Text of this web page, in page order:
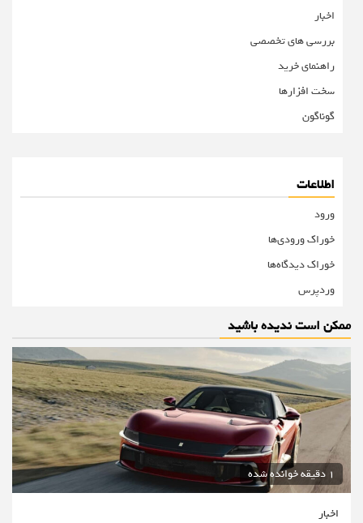
اخبار
بررسی های تخصصی
راهنمای خرید
سخت افزارها
گوناگون
اطلاعات
ورود
خوراک ورودی‌ها
خوراک دیدگاه‌ها
وردپرس
ممکن است ندیده باشید
1 دقیقه خوانده شده
اخبار